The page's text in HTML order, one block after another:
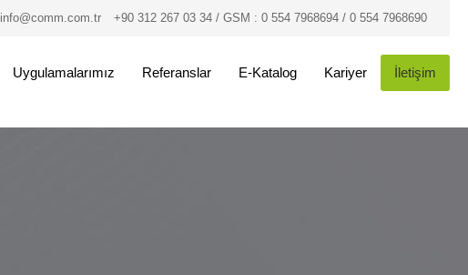
info@comm.com.tr +90 312 267 03 34 / GSM : 0 554 7968694 / 0 554 7968690
Uygulamalarımız Referanslar E-Katalog Kariyer İletişim